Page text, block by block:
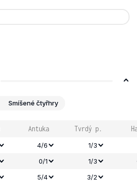
Smíšené čtyřhry
Antuka Tvrdý p.
4/6
1/3
0/1 1/3
5/4
3/2